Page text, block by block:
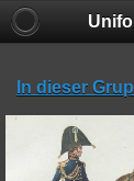
In dieser